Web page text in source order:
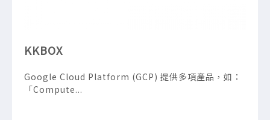
KKBOX
Google Cloud Platform (GCP) 提供多項產品，如：
「Compute...